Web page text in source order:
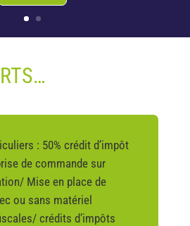
: 50% crédit d’impôt
de commande sur
Mise en place de
ou sans matériel
crédits d’impôts